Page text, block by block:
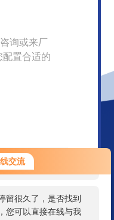
交流
来咨询，很高兴为您
要咨询什么问题呢？
留很久了，是否找到
您可以直接在线与我
询或来厂
置合适的